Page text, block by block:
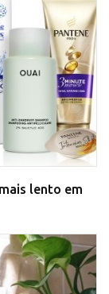
lento em